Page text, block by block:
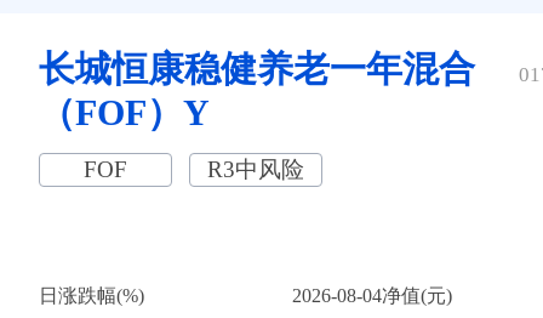
长城恒康稳健养老一年混合
（FOF）Y
FOF R3中风险
日涨跌幅(%) 2026-08-04净值(元)